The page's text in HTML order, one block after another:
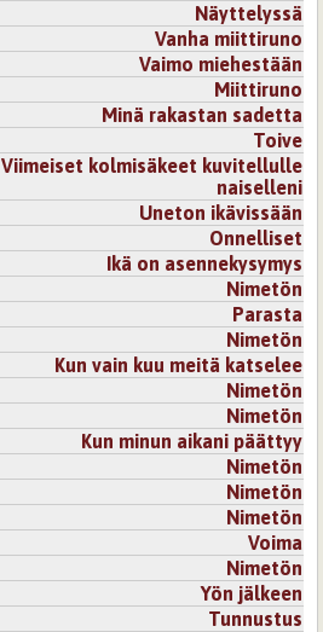
Näyttelyssä
Vanha miittiruno
Vaimo miehestään
Miittiruno
Minä rakastan sadetta
Toive
Viimeiset kolmisäkeet kuvitellulle
naiselleni
Uneton ikävissään
Onnelliset
Ikä on asennekysymys
Nimetön
Parasta
Nimetön
Kun vain kuu meitä katselee
Nimetön
Nimetön
Kun minun aikani päättyy
Nimetön
Nimetön
Nimetön
Voima
Nimetön
Yön jälkeen
Tunnustus